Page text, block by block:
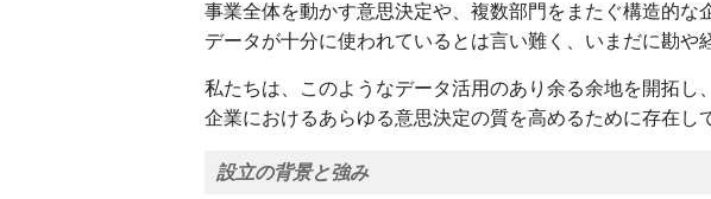
事業全体を動かす意思決定や、複数部門をまたぐ構造的な
データが十分に使われているとは言い難く、いまだに勘や
私たちは、このようなデータ活用のあり余る余地を開拓し、
企業におけるあらゆる意思決定の質を高めるために存在し
設立の背景と強み